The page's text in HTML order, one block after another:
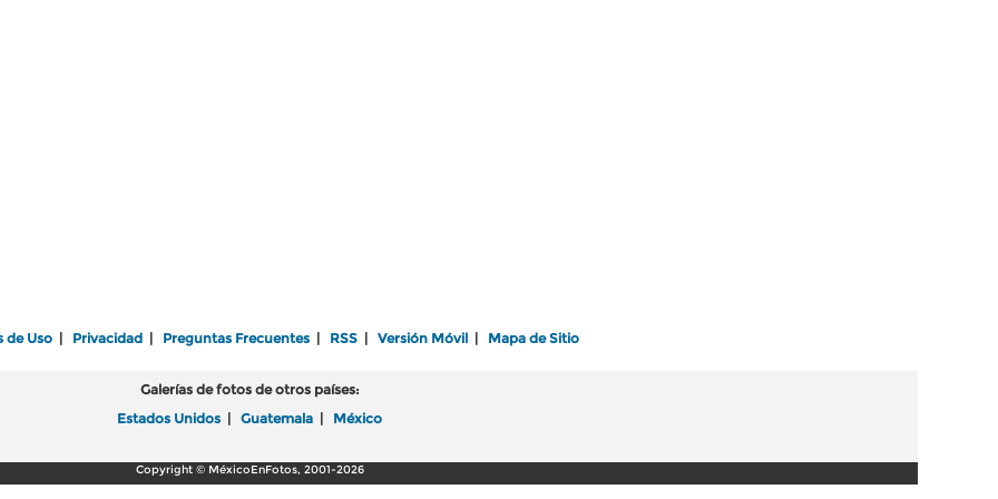
de Uso Privacidad Preguntas Frecuentes RSS Versión Móvil Mapa de Sitio
Galerías de fotos de otros países:
Estados Unidos
Guatemala México
Copyright © MéxicoEnFotos, 2001-2026